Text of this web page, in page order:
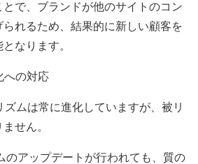
で、ブランドが他のサイトのコン
れるため、結果的に新しい顧客を
なります。
への対応
ムは常に進化していますが、被リ
せん。
のアップデートが行われても、質の